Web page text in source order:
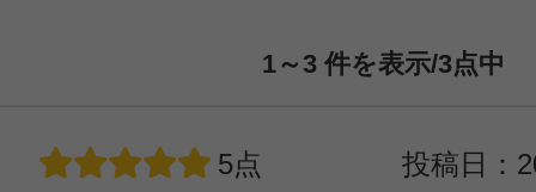
1～3件を表示/3点中
5点 投稿日：